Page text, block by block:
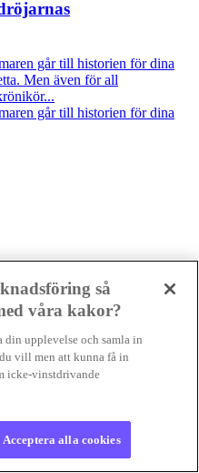
går till historien för dina
Men även för all
går till historien för dina
så
våra kakor?
din upplevelse och samla in
vill men att kunna få in
icke-vinstdrivande
Acceptera alla cookies